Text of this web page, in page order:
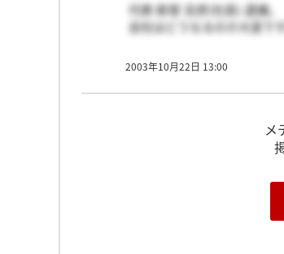
代表 新堂 吉彦(社長) 逮捕。
会社はどうなるのか大変です
2003年10月22日 13:00
メ